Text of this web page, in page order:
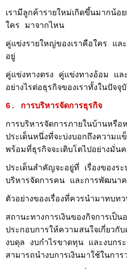
เรามีลูกค้ารายใหม่เกิดขึ้นมากน้อ
ใคร มาจากไหน
คู่แข่งรายใหญ่ของเราคือใคร แล
อยู่
คู่แข่งทางตรง คู่แข่งทางอ้อม แ
อย่างไรต่อธุรกิจของเราทั้งในปัจ
6. การบริหารจัดการธุรกิจ
การบริหารจัดการภายในบ้านหรื
ประเด็นหนึ่งที่จะบ่งบอกถึงความแ
พร้อมที่ธุรกิจจะเติบโตไปอย่างมั่นค
ประเด็นสำคัญจะอยู่ที่ เรื่องของร
บริหารจัดการคน และการพัฒนา
ตัวอย่างของเรื่องที่ควรนำมาทบท
สถานะทางการเงินของกิจการเป็น
ประกอบการให้ความสนใจเกี่ยวกั
งบดุล งบกำไรขาดทุน และงบกร
สามารถนำงบการเงินมาใช้ในกา